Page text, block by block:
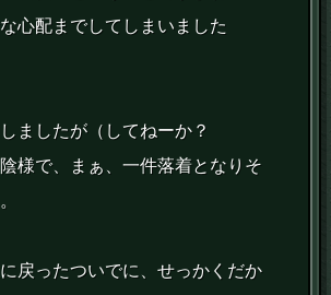
心配までしてしまいました
ましたが（してねーか？
陰様で、まぁ、一件落着となりそ
戻ったついでに、せっかくだか